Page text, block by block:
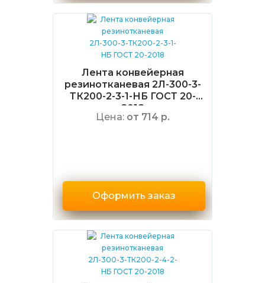
Лента конвейерная
резинотканевая 2Л-300-3-
ТК200-2-3-1-НБ ГОСТ 20-
2018
Цена: от 714 р.
Оформить заказ